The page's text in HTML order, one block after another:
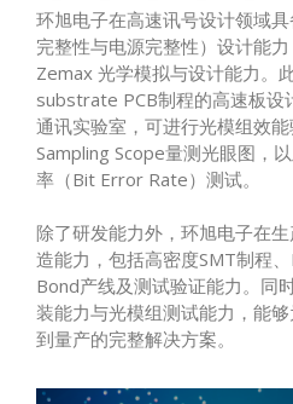
环旭电子在高速讯号设计领域
完整性与电源完整性）设计能
Zemax 光学模拟与设计能力。
substrate PCB制程的高速板设
通讯实验室，可进行光模组效
Sampling Scope量测光眼图，
率（Bit Error Rate）测试。
除了研发能力外，环旭电子在
造能力，包括高密度SMT制程
Bond产线及测试验证能力。同
装能力与光模组测试能力，能
到量产的完整解决方案。